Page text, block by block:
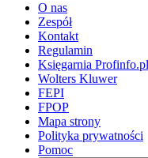
O nas
Zespół
Kontakt
Regulamin
Księgarnia Profinfo.pl
Wolters Kluwer
FEPI
FPOP
Mapa strony
Polityka prywatności
Pomoc